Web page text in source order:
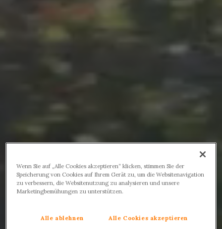
Wenn Sie auf „Alle Cookies akzeptieren“ klicken, stimmen Sie der
Speicherung von Cookies auf Ihrem Gerät zu, um die Websitenavigation
zu verbessern, die Websitenutzung zu analysieren und unsere
Marketingbemühungen zu unterstützen.
Alle ablehnen Alle Cookies akzeptieren